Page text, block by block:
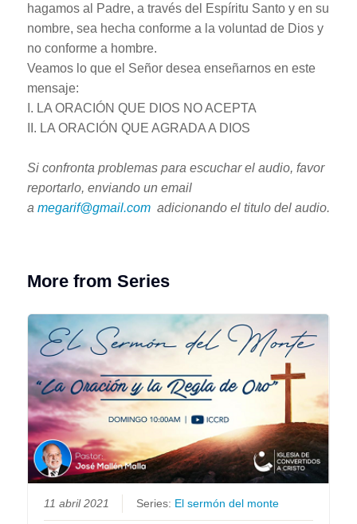
hagamos al Padre, a través del Espíritu Santo y en su
nombre, sea hecha conforme a la voluntad de Dios y
no conforme a hombre.
Veamos lo que el Señor desea enseñarnos en este
mensaje:
I. LA ORACIÓN QUE DIOS NO ACEPTA
II. LA ORACIÓN QUE AGRADA A DIOS
Si confronta problemas para escuchar el audio, favor
reportarlo, enviando un email
a megarif@gmail.comadicionando el titulo del audio.
More from Series
11 abril 2021 Series: El sermón del monte